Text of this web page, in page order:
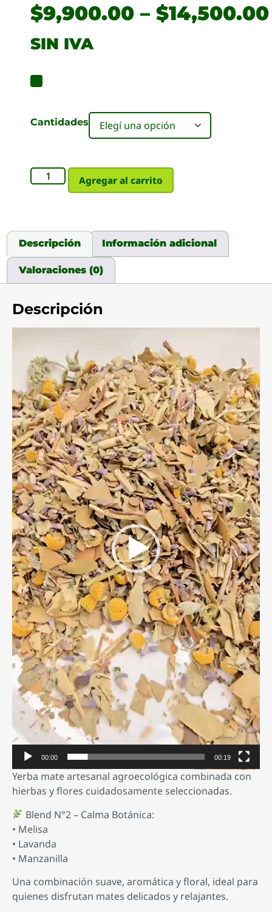
$9,900.00 – $14,500.00
SIN IVA
Cantidades
Agregar al carrito
Descripción Información adicional
Valoraciones (0)
Descripción
video
00:00 00:19
Yerba mate artesanal agroecológica combinada con
hierbas y flores cuidadosamente seleccionadas.
Blend N°2 – Calma Botánica:
• Melisa
• Lavanda
• Manzanilla
Una combinación suave, aromática y floral, ideal para
quienes disfrutan mates delicados y relajantes.